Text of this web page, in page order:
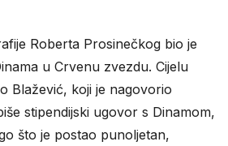
Roberta Prosinečkog bio je
u Crvenu zvezdu. Cijelu
Blažević, koji je nagovorio
stipendijski ugovor s Dinamom,
što je postao punoljetan,